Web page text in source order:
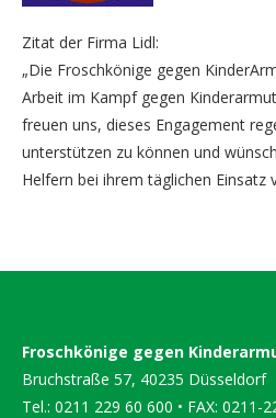
Zitat der Firma Lidl:
„Die Froschkönige gegen
Arbeit im Kampf gegen
freuen uns, dieses Engagement
unterstützen zu können und
Helfern bei ihrem täglichen Einsatz
Froschkönige gegen
Bruchstraße 57, 40235 Düsseldorf
Tel.: 0211 229 60 600 • FAX: 0211-